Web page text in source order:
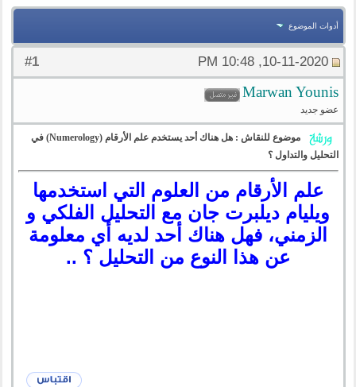
أدوات الموضوع
#
1 10-11-2020, 10:48 PM
‪Marwan Younis‬‏
عضو جديد
موضوع للنقاش : هل هناك أحد يستخدم علم الأرقام (Numerology) في
التحليل والتداول ؟
علم الأرقام من العلوم التي استخدمها
ويليام ديلبرت جان مع التحليل الفلكي و
الزمني، فهل هناك أحد لديه أي معلومة
عن هذا النوع من التحليل ؟ ..